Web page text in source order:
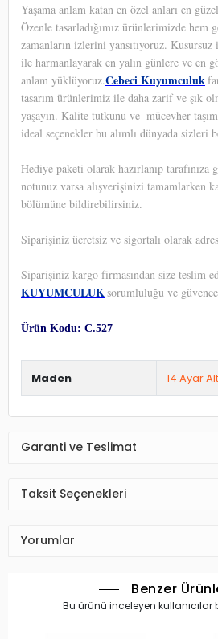
Yaşama anlam katan en özel anları en
Özenle tasarladığımız ürünlerimizde hem
zamanların izlerini yansıtıyoruz.
ile harmanlayarak en yalın günlere ve en
anlam yüklüyoruz.Cebeci Kuyumculuk
tasarım ürünlerimiz ile daha zarif ve şık
yaşayın. Kalite tutkunu ve mücevher
ideal seçenekler bu alımlı dünyada sizleri
Hediye paketi olarak hazırlanıp
notunuz varsa alışverişinizi tamamlarken
bölümüne bildirebilirsiniz.
Siparişiniz ücretsiz ve sigortalı olarak
Siparişiniz kargo firmasından size teslim
KUYUMCULUKsorumluluğu ve
Ürün Kodu: C.527
Maden 14 Ayar
Garanti ve Teslimat
Taksit Seçenekleri
Yorumlar
Benzer
Bu ürünü inceleyen